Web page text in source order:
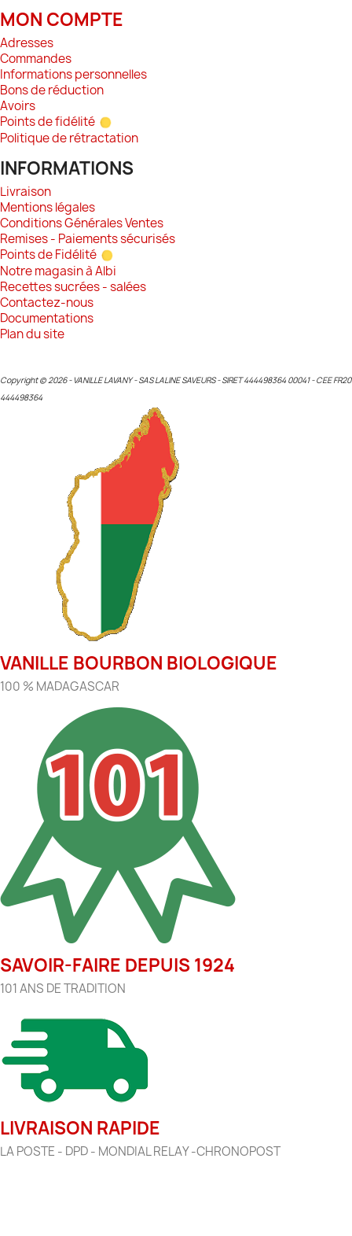
MON COMPTE
Adresses
Commandes
Informations personnelles
Bons de réduction
Avoirs
Points de fidélité
Politique de rétractation
INFORMATIONS
Livraison
Mentions légales
Conditions Générales Ventes
Remises - Paiements sécurisés
Points de Fidélité
Notre magasin à Albi
Recettes sucrées - salées
Contactez-nous
Documentations
Plan du site
Copyright © 2026 - VANILLE LAVANY - SAS LALINE SAVEURS - SIRET 444498364 00041 - CEE FR20
444498364
VANILLE BOURBON BIOLOGIQUE
100 % MADAGASCAR
SAVOIR-FAIRE DEPUIS 1924
101 ANS DE TRADITION
LIVRAISON RAPIDE
LA POSTE - DPD - MONDIAL RELAY -CHRONOPOST